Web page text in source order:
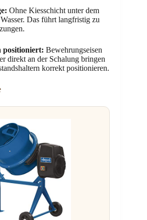
Ohne Kiesschicht unter dem
Das führt langfristig zu
positioniert: Bewehrungseisen
direkt an der Schalung bringen
korrekt positionieren.